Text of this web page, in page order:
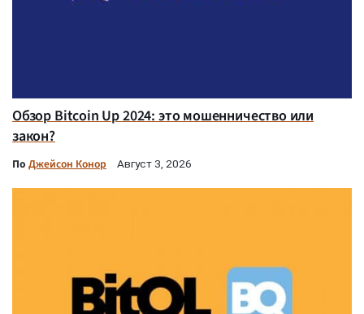
Обзор Bitcoin Up 2024: это мошенничество или
закон?
По Джейсон Конор Август 3, 2026